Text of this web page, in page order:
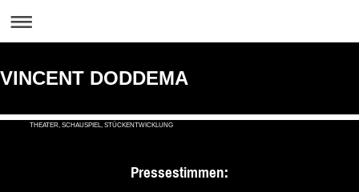
VINCENT DODDEMA
THEATER, SCHAUSPIEL, STÜCKENTWICKLUNG
Pressestimmen: